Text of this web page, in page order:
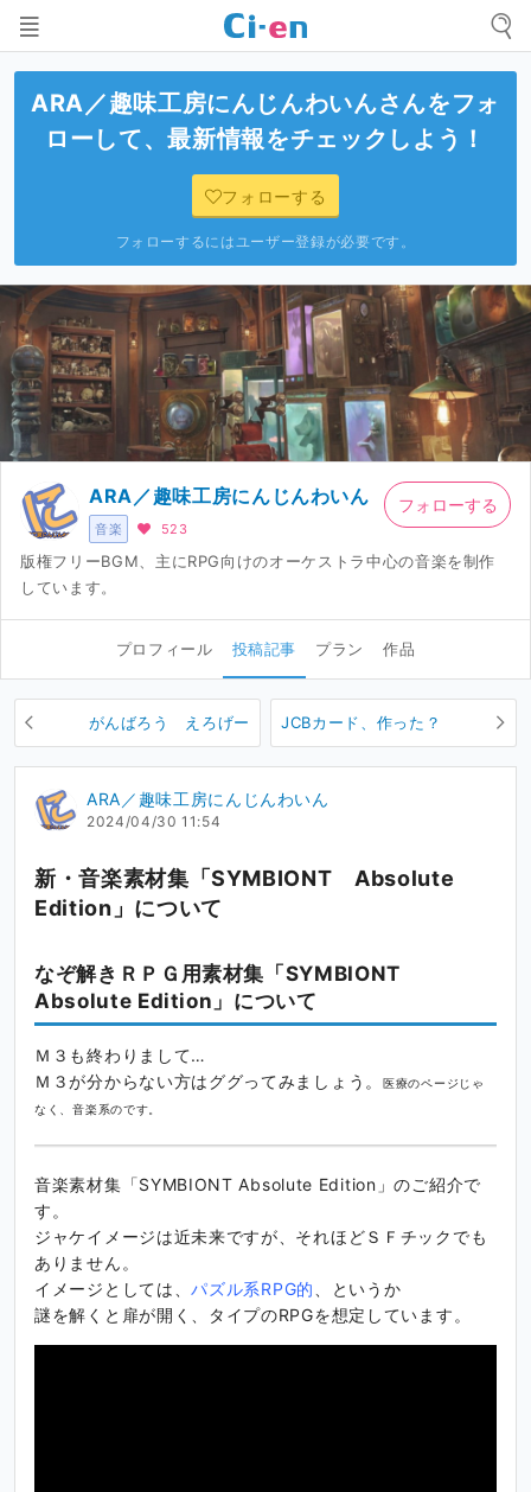
ARA／趣味工房にんじんわいんさんをフォ
ローして、最新情報をチェックしよう！
フォローする
フォローするにはユーザー登録が必要です。
音楽
ARA／趣味工房にんじんわいん
523
版権フリーBGM、主にRPG向けのオーケストラ中心の音楽を制作
しています。
フォローする
プロフィール 投稿記事 プラン 作品
がんばろう えろげー JCBカード、作った？
ARA／趣味工房にんじんわいん
2024/04/30 11:54
新・音楽素材集「SYMBIONT Absolute
Edition」について
なぞ解きＲＰＧ用素材集「SYMBIONT
Absolute Edition」について
Ｍ３も終わりまして…
Ｍ３が分からない方はググってみましょう。
医療のページじゃ
なく、音楽系のです。
音楽素材集「SYMBIONT Absolute Edition」のご紹介で
す。
ジャケイメージは近未来ですが、それほどＳＦチックでも
ありません。
イメージとしては、パズル系RPG的
、というか
謎を解くと扉が開く、タイプのRPGを想定しています。